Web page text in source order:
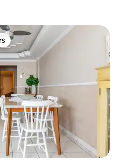
plus appréciés